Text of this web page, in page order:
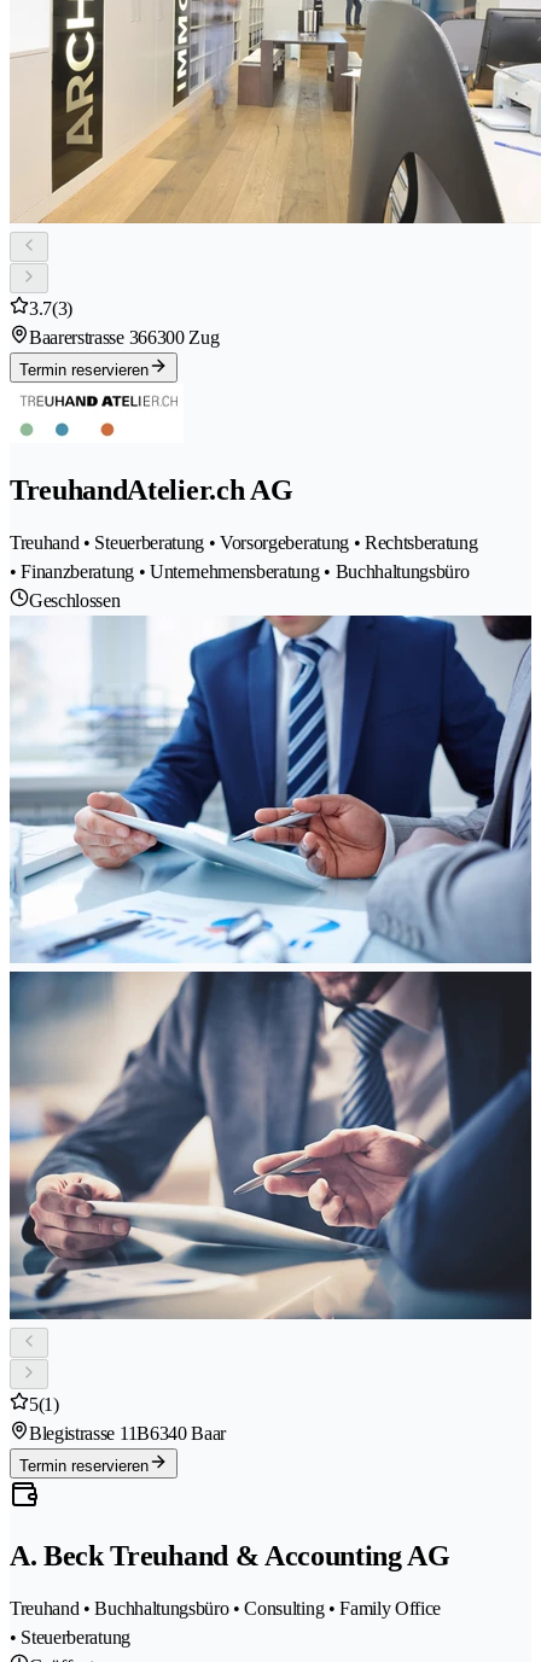
3.7(3)
Baarerstrasse 366300 Zug
Termin reservieren
TreuhandAtelier.ch AG
Treuhand • Steuerberatung • Vorsorgeberatung • Rechtsberatung
• Finanzberatung • Unternehmensberatung • Buchhaltungsbüro
Geschlossen
5(1)
Blegistrasse 11B6340 Baar
Termin reservieren
A. Beck Treuhand & Accounting AG
Treuhand • Buchhaltungsbüro • Consulting • Family Office
• Steuerberatung